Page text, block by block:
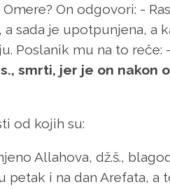
On odgovori: -
sada je upotpunjena, a
Poslanik mu na to reče:
smrti, jer je on nakon
od kojih su:
Allahova, dž.š.,
i na dan Arefata, a